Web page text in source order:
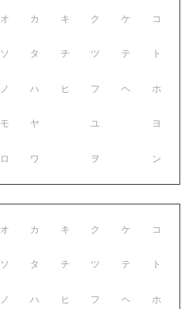
オ
ソ
ノ
モ
ロ
カ キ ク ケ コ
タ チ ツ テ ト
ハ ヒ フ ヘ ホ
ヤ ユ ヨ
ワ ヲ ン
オ
ソ
ノ
カ キ ク ケ コ
タ チ ツ テ ト
ハ ヒ フ ヘ ホ